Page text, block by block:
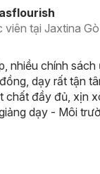
viên tại Jaxtina
nhiều chính sách
dạy rất tận
chất đầy đủ, xịn
dạy - Môi